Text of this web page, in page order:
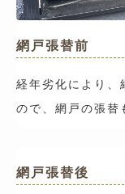
網戸張替前
経年劣化により、
ので、網戸の張替
網戸張替後